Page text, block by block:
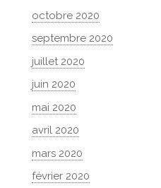
octobre 2020
septembre 2020
juillet 2020
juin 2020
mai 2020
avril 2020
mars 2020
février 2020